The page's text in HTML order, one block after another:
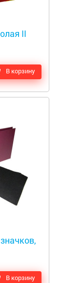
II
В корзину
В корзину